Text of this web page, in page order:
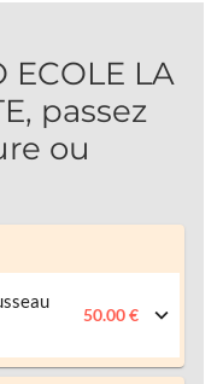
ECOLE LA
passez
ou
50.00 €